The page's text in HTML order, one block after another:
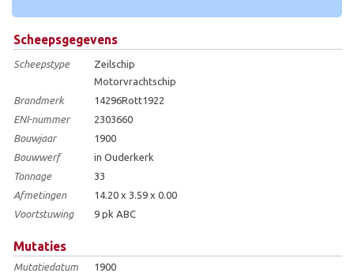
Scheepsgegevens
Scheepstype
Zeilschip
Motorvrachtschip
Brandmerk
14296Rott1922
ENI-nummer
2303660
Bouwjaar
1900
Bouwwerf
in Ouderkerk
Tonnage
33
Afmetingen
14.20 x 3.59 x 0.00
Voortstuwing
9 pk ABC
Mutaties
Mutatiedatum
1900